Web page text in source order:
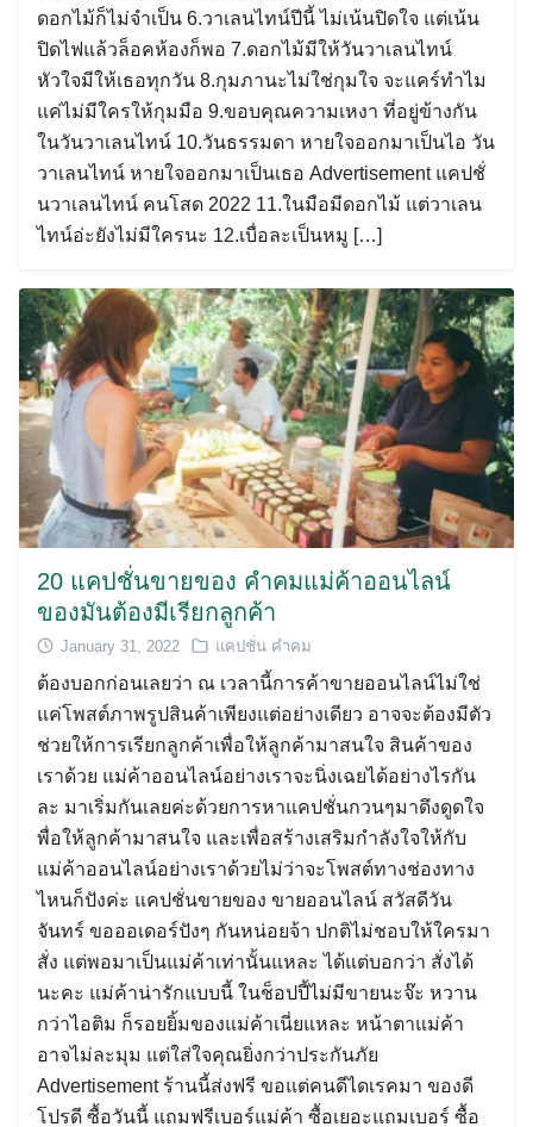
Search
ดอกไม้ก็ไม่จำเป็น 6.วาเลนไทน์ปีนี้ ไม่เน้นปิดใจ แต่เน้น
ปิดไฟแล้วล็อคห้องก็พอ 7.ดอกไม้มีให้วันวาเลนไทน์
หัวใจมีให้เธอทุกวัน 8.กุมภานะไม่ใช่กุมใจ จะแคร์ทำไม
แค่ไม่มีใครให้กุมมือ 9.ขอบคุณความเหงา ที่อยู่ข้างกัน
ในวันวาเลนไทน์ 10.วันธรรมดา หายใจออกมาเป็นไอ วัน
วาเลนไทน์ หายใจออกมาเป็นเธอ Advertisement แคปชั่
นวาเลนไทน์ คนโสด 2022 11.ในมือมีดอกไม้ แต่วาเลน
ไทน์อ่ะยังไม่มีใครนะ 12.เบื่อละเป็นหมู […]
20 แคปชั่นขายของ คำคมแม่ค้าออนไลน์
ของมันต้องมีเรียกลูกค้า
January 31, 2022 แคปชั่น คำคม
ต้องบอกก่อนเลยว่า ณ เวลานี้การค้าขายออนไลน์ไม่ใช่
แค่โพสต์ภาพรูปสินค้าเพียงแต่อย่างเดียว อาจจะต้องมีตัว
ช่วยให้การเรียกลูกค้าเพื่อให้ลูกค้ามาสนใจ สินค้าของ
เราด้วย แม่ค้าออนไลน์อย่างเราจะนิ่งเฉยได้อย่างไรกัน
ละ มาเริ่มกันเลยค่ะด้วยการหาแคปชั่นกวนๆมาดึงดูดใจ
พื่อให้ลูกค้ามาสนใจ และเพื่อสร้างเสริมกำลังใจให้กับ
แม่ค้าออนไลน์อย่างเราด้วยไม่ว่าจะโพสต์ทางช่องทาง
ไหนก็ปังค่ะ แคปชั่นขายของ ขายออนไลน์ สวัสดีวัน
จันทร์ ขอออเดอร์ปังๆ กันหน่อยจ้า ปกติไม่ชอบให้ใครมา
สั่ง แต่พอมาเป็นแม่ค้าเท่านั้นแหละ ได้แต่บอกว่า สั่งได้
นะคะ แม่ค้าน่ารักแบบนี้ ในช็อปปี้ไม่มีขายนะจ๊ะ หวาน
กว่าไอติม ก็รอยยิ้มของแม่ค้าเนี่ยแหละ หน้าตาแม่ค้า
อาจไม่ละมุม แต่ใส่ใจคุณยิ่งกว่าประกันภัย
Advertisement ร้านนี้ส่งฟรี ขอแต่คนดีไดเรคมา ของดี
โปรดี ซื้อวันนี้ แถมฟรีเบอร์แม่ค้า ซื้อเยอะแถมเบอร์ ซื้อ